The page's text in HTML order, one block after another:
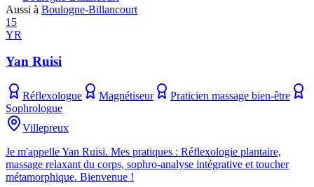
Aussi à Boulogne-Billancourt
15
YR
Yan Ruisi
Réflexologue Magnétiseur
Praticien massage bien-être
Sophrologue
Villepreux
Je m'appelle Yan Ruisi. Mes pratiques : Réflexologie plantaire,
massage relaxant du corps, sophro-analyse intégrative et toucher
métamorphique. Bienvenue !